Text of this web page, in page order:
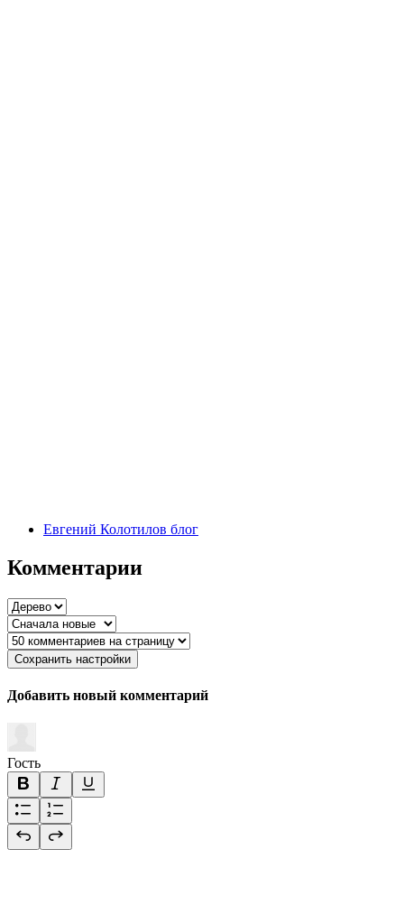
Евгений Колотилов блог
Комментарии
Сохранить настройки
Добавить новый комментарий
Гость